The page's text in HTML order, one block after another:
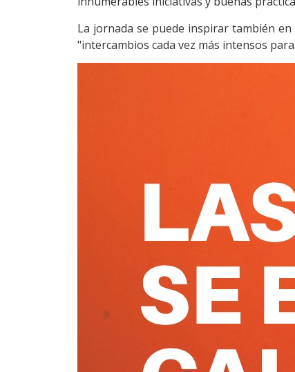
La jornada se puede inspirar también
"intercambios cada vez más intensos